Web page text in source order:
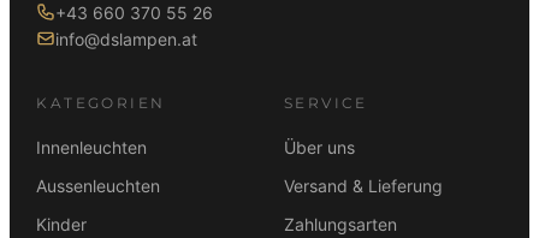
+43 660 370 55 26
info@dslampen.at
KATEGORIEN
Innenleuchten
Aussenleuchten
Kinder
SERVICE
Über uns
Versand & Lieferung
Zahlungsarten